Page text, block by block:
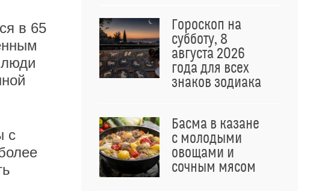
в 65
с
Гороскоп на
субботу, 8
августа 2026
года для всех
знаков зодиака
Басма в казане
с молодыми
овощами и
сочным мясом